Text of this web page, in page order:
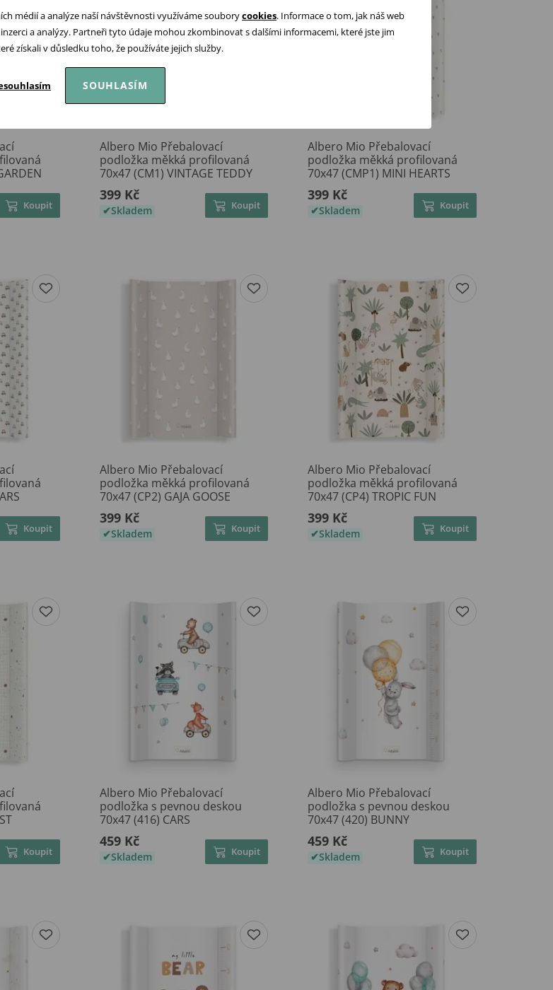
Koupit
Albero Mio Přebalovací
podložka měkká profilovaná
70x47 (CM1) VINTAGE TEDDY
399 Kč
Skladem Koupit
Albero Mio Přebalovací
podložka měkká profilovaná
70x47 (CMP1) MINI HEARTS
399 Kč
Skladem Koupit
Koupit
Albero Mio Přebalovací
podložka měkká profilovaná
70x47 (CP2) GAJA GOOSE
399 Kč
Skladem Koupit
Albero Mio Přebalovací
podložka měkká profilovaná
70x47 (CP4) TROPIC FUN
399 Kč
Skladem Koupit
Koupit
Albero Mio Přebalovací
podložka s pevnou deskou
70x47 (416) CARS
459 Kč
Skladem Koupit
Albero Mio Přebalovací
podložka s pevnou deskou
70x47 (420) BUNNY
459 Kč
Skladem Koupit
médií a analýze naší návštěvnosti využíváme souborycookies. Informace o tom, jak náš web
a analýzy. Partneři tyto údaje mohou zkombinovat s dalšími informacemi, které jste jim
získali v důsledku toho, že používáte jejich služby.
SOUHLASÍM